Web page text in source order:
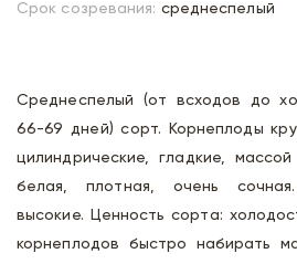
Срок созревания: среднеспелый
Среднеспелый (от всходов до
66-69 дней) сорт. Корнеплоды
цилиндрические, гладкие,
белая, плотная, очень
высокие. Ценность сорта:
корнеплодов быстро набирать